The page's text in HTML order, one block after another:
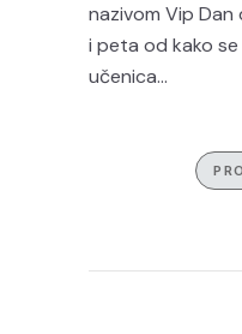
nazivom Vip
i peta od kako
učenica...